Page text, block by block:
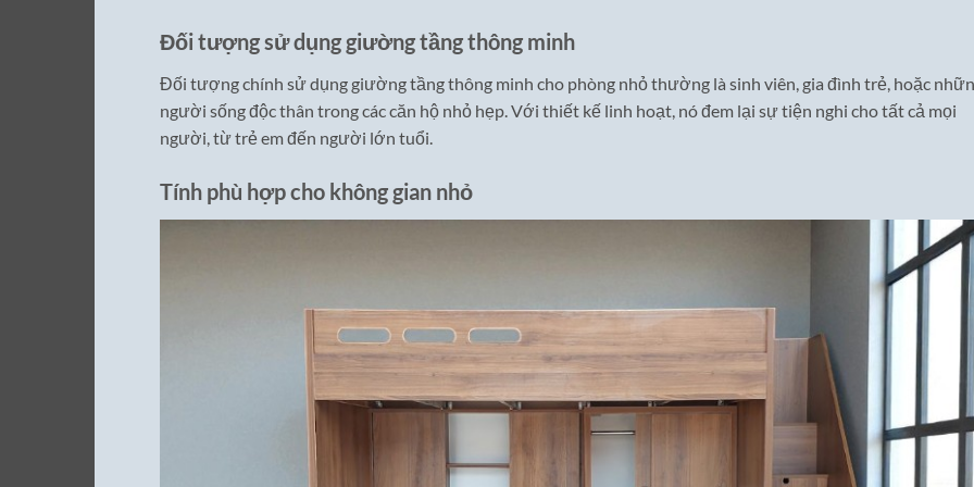
Đối tượng sử dụng giường tầng thông minh
Đối tượng chính sử dụng giường tầng thông minh cho phòng nhỏ thường là sinh viên, gia đình trẻ, hoặc
người sống độc thân trong các căn hộ nhỏ hẹp. Với thiết kế linh hoạt, nó đem lại sự tiện nghi cho tất cả mọi
người, từ trẻ em đến người lớn tuổi.
Tính phù hợp cho không gian nhỏ